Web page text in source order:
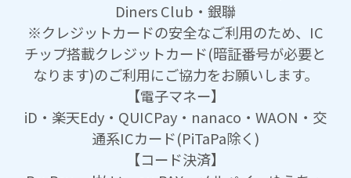
Diners Club・銀聯
※クレジットカードの安全なご利用のため、IC
チップ搭載クレジットカード(暗証番号が必要と
なります)のご利用にご協力をお願いします。
【電子マネー】
iD・楽天Edy・QUICPay・nanaco・WAON・交
通系ICカード(PiTaPa除く)
【コード決済】